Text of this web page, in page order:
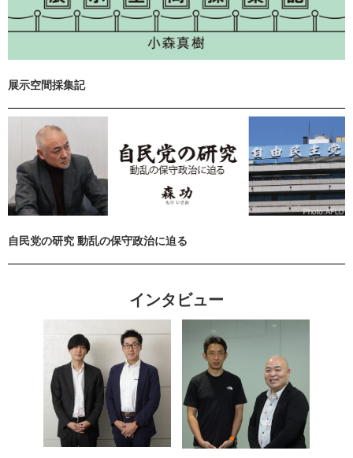
展示空間採集記
自民党の研究 動乱の保守政治に迫る
インタビュー